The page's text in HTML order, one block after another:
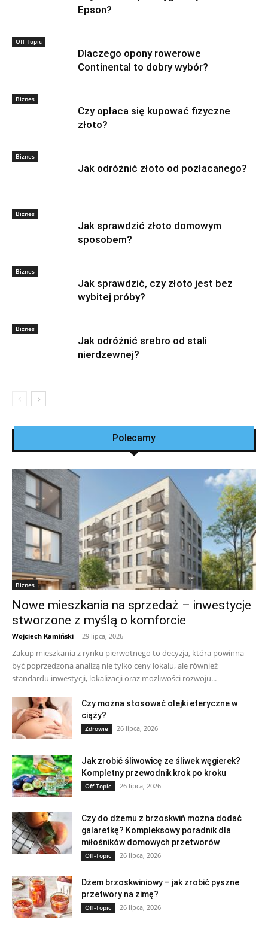
Epson?
Off-Topic
Dlaczego opony rowerowe
Continental to dobry wybór?
Biznes
Czy opłaca się kupować fizyczne
złoto?
Biznes
Jak odróżnić złoto od pozłacanego?
Biznes
Jak sprawdzić złoto domowym
sposobem?
Biznes
Jak sprawdzić, czy złoto jest bez
wybitej próby?
Biznes
Jak odróżnić srebro od stali
nierdzewnej?
Polecamy
Biznes
Nowe mieszkania na sprzedaż – inwestycje
stworzone z myślą o komforcie
Wojciech Kamiński - 29 lipca, 2026
Zakup mieszkania z rynku pierwotnego to decyzja, która powinna
być poprzedzona analizą nie tylko ceny lokalu, ale również
standardu inwestycji, lokalizacji oraz możliwości rozwoju...
Czy można stosować olejki eteryczne w
ciąży?
Zdrowie 26 lipca, 2026
Jak zrobić śliwowicę ze śliwek węgierek?
Kompletny przewodnik krok po kroku
Off-Topic 26 lipca, 2026
Czy do dżemu z brzoskwiń można dodać
galaretkę? Kompleksowy poradnik dla
miłośników domowych przetworów
Off-Topic 26 lipca, 2026
Dżem brzoskwiniowy – jak zrobić pyszne
przetwory na zimę?
Off-Topic 26 lipca, 2026